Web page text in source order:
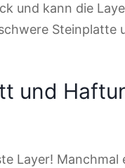
und kann die
Steinplatte
und
Layer!